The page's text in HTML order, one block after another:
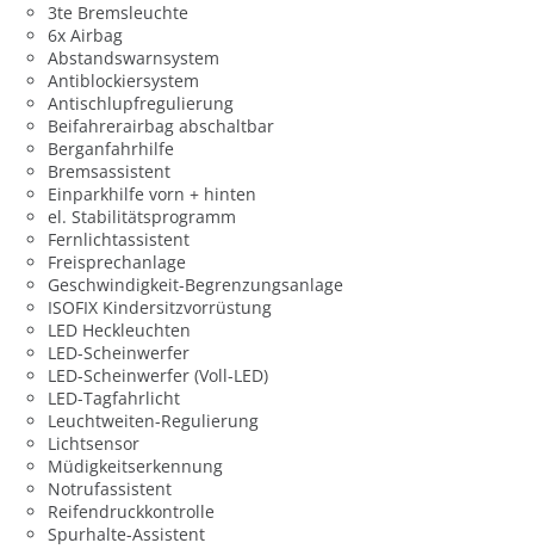
3te Bremsleuchte
6x Airbag
Abstandswarnsystem
Antiblockiersystem
Antischlupfregulierung
Beifahrerairbag abschaltbar
Berganfahrhilfe
Bremsassistent
Einparkhilfe vorn + hinten
el. Stabilitätsprogramm
Fernlichtassistent
Freisprechanlage
Geschwindigkeit-Begrenzungsanlage
ISOFIX Kindersitzvorrüstung
LED Heckleuchten
LED-Scheinwerfer
LED-Scheinwerfer (Voll-LED)
LED-Tagfahrlicht
Leuchtweiten-Regulierung
Lichtsensor
Müdigkeitserkennung
Notrufassistent
Reifendruckkontrolle
Spurhalte-Assistent